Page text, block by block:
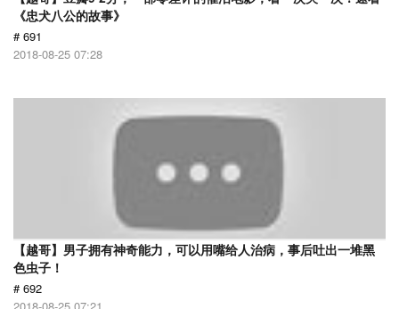
《忠犬八公的故事》
# 691
2018-08-25 07:28
【越哥】男子拥有神奇能力，可以用嘴给人治病，事后吐出一堆黑
色虫子！
# 692